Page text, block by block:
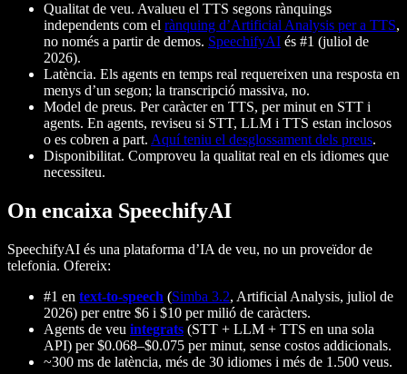
Qualitat de veu. Avalueu el TTS segons rànquings
independents com el rànquing d’Artificial Analysis per a TTS,
no només a partir de demos. SpeechifyAI és #1 (juliol de
2026).
Latència. Els agents en temps real requereixen una resposta en
menys d’un segon; la transcripció massiva, no.
Model de preus. Per caràcter en TTS, per minut en STT i
agents. En agents, reviseu si STT, LLM i TTS estan inclosos
o es cobren a part. Aquí teniu el desglossament dels preus.
Disponibilitat. Comproveu la qualitat real en els idiomes que
necessiteu.
On encaixa SpeechifyAI
SpeechifyAI és una plataforma d’IA de veu, no un proveïdor de
telefonia. Ofereix:
#1 en text-to-speech (Simba 3.2, Artificial Analysis, juliol de
2026) per entre $6 i $10 per milió de caràcters.
Agents de veu integrats (STT + LLM + TTS en una sola
API) per $0.068–$0.075 per minut, sense costos addicionals.
~300 ms de latència, més de 30 idiomes i més de 1.500 veus.